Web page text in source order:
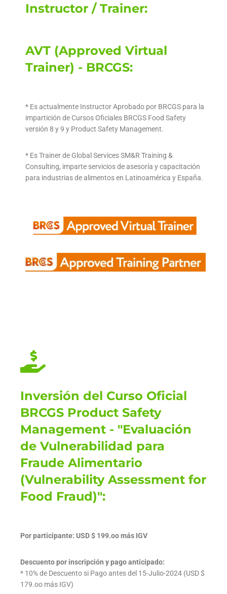
Instructor / Trainer:
AVT (Approved Virtual
Trainer) - BRCGS:
* Es actualmente Instructor Aprobado por BRCGS para la
impartición de Cursos Oficiales BRCGS Food Safety
versión 8 y 9 y Product Safety Management.
* Es Trainer de Global Services SM&R Training &
Consulting, imparte servicios de asesoría y capacitación
para industrias de alimentos en Latinoamérica y España.
Inversión del Curso Oficial
BRCGS Product Safety
Management - "Evaluación
de Vulnerabilidad para
Fraude Alimentario
(Vulnerability Assessment for
Food Fraud)":
Por participante: USD $ 199.oo más IGV
Descuento por inscripción y pago anticipado:
* 10% de Descuento si Pago antes del 15-Julio-2024 (USD $
179.oo más IGV)